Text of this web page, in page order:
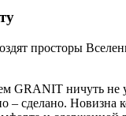
просторы
GRANIT ничуть не
– сделано.